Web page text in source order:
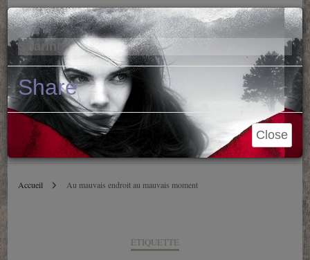
Parole de Libraire
Conseils et blablas depuis 2006
Accueil Au mauvais endroit au mauvais moment
ÉTIQUETTE
×
Sharing
Share
Close